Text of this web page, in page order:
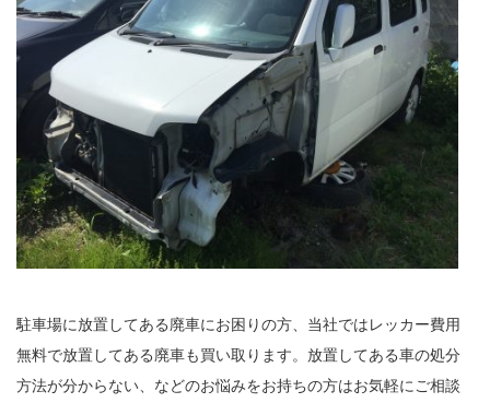
駐車場に放置してある廃車にお困りの方、当社ではレッカー費用
無料で放置してある廃車も買い取ります。放置してある車の処分
方法が分からない、などのお悩みをお持ちの方はお気軽にご相談